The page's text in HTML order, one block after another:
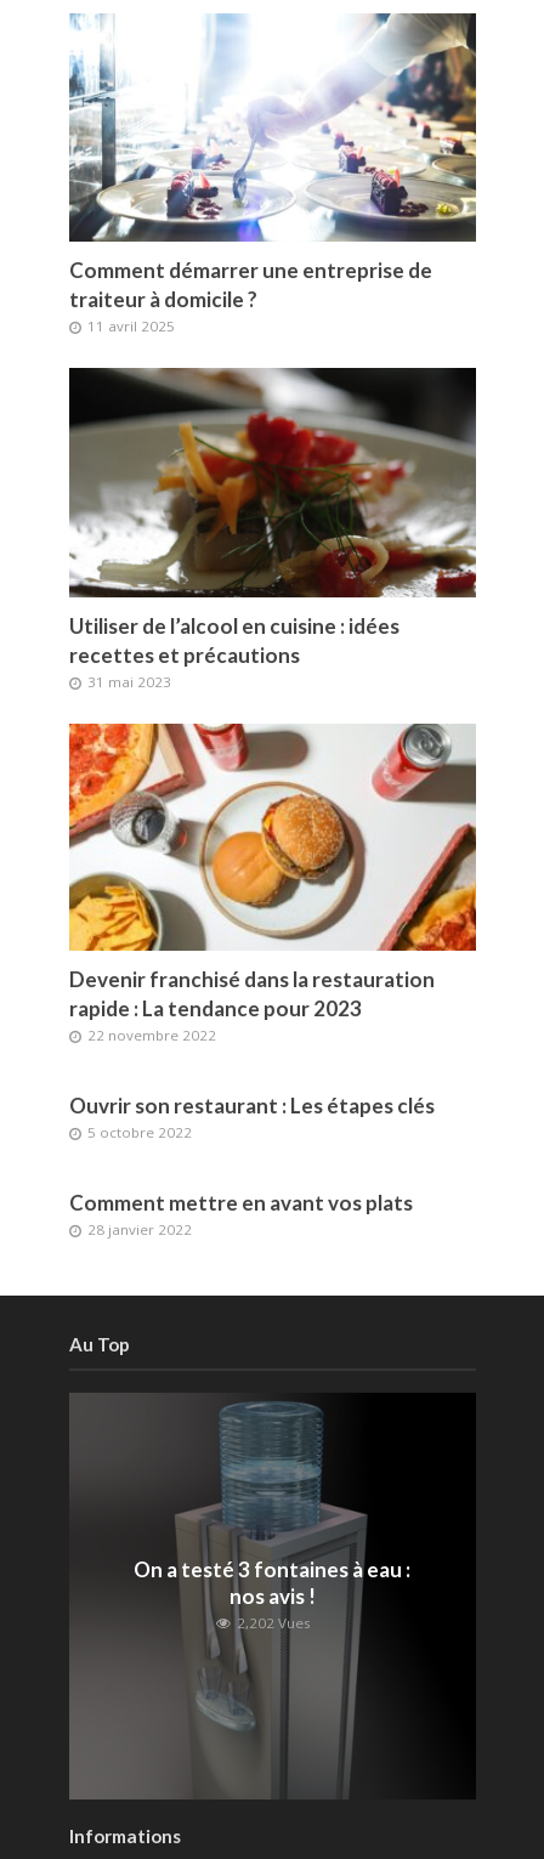
Comment démarrer une entreprise de
traiteur à domicile ?
11 avril 2025
Utiliser de l’alcool en cuisine : idées
recettes et précautions
31 mai 2023
Devenir franchisé dans la restauration
rapide : La tendance pour 2023
22 novembre 2022
Ouvrir son restaurant : Les étapes clés
5 octobre 2022
Comment mettre en avant vos plats
28 janvier 2022
Au Top
On a testé 3 fontaines à eau :
nos avis !
2,202 Vues
Informations